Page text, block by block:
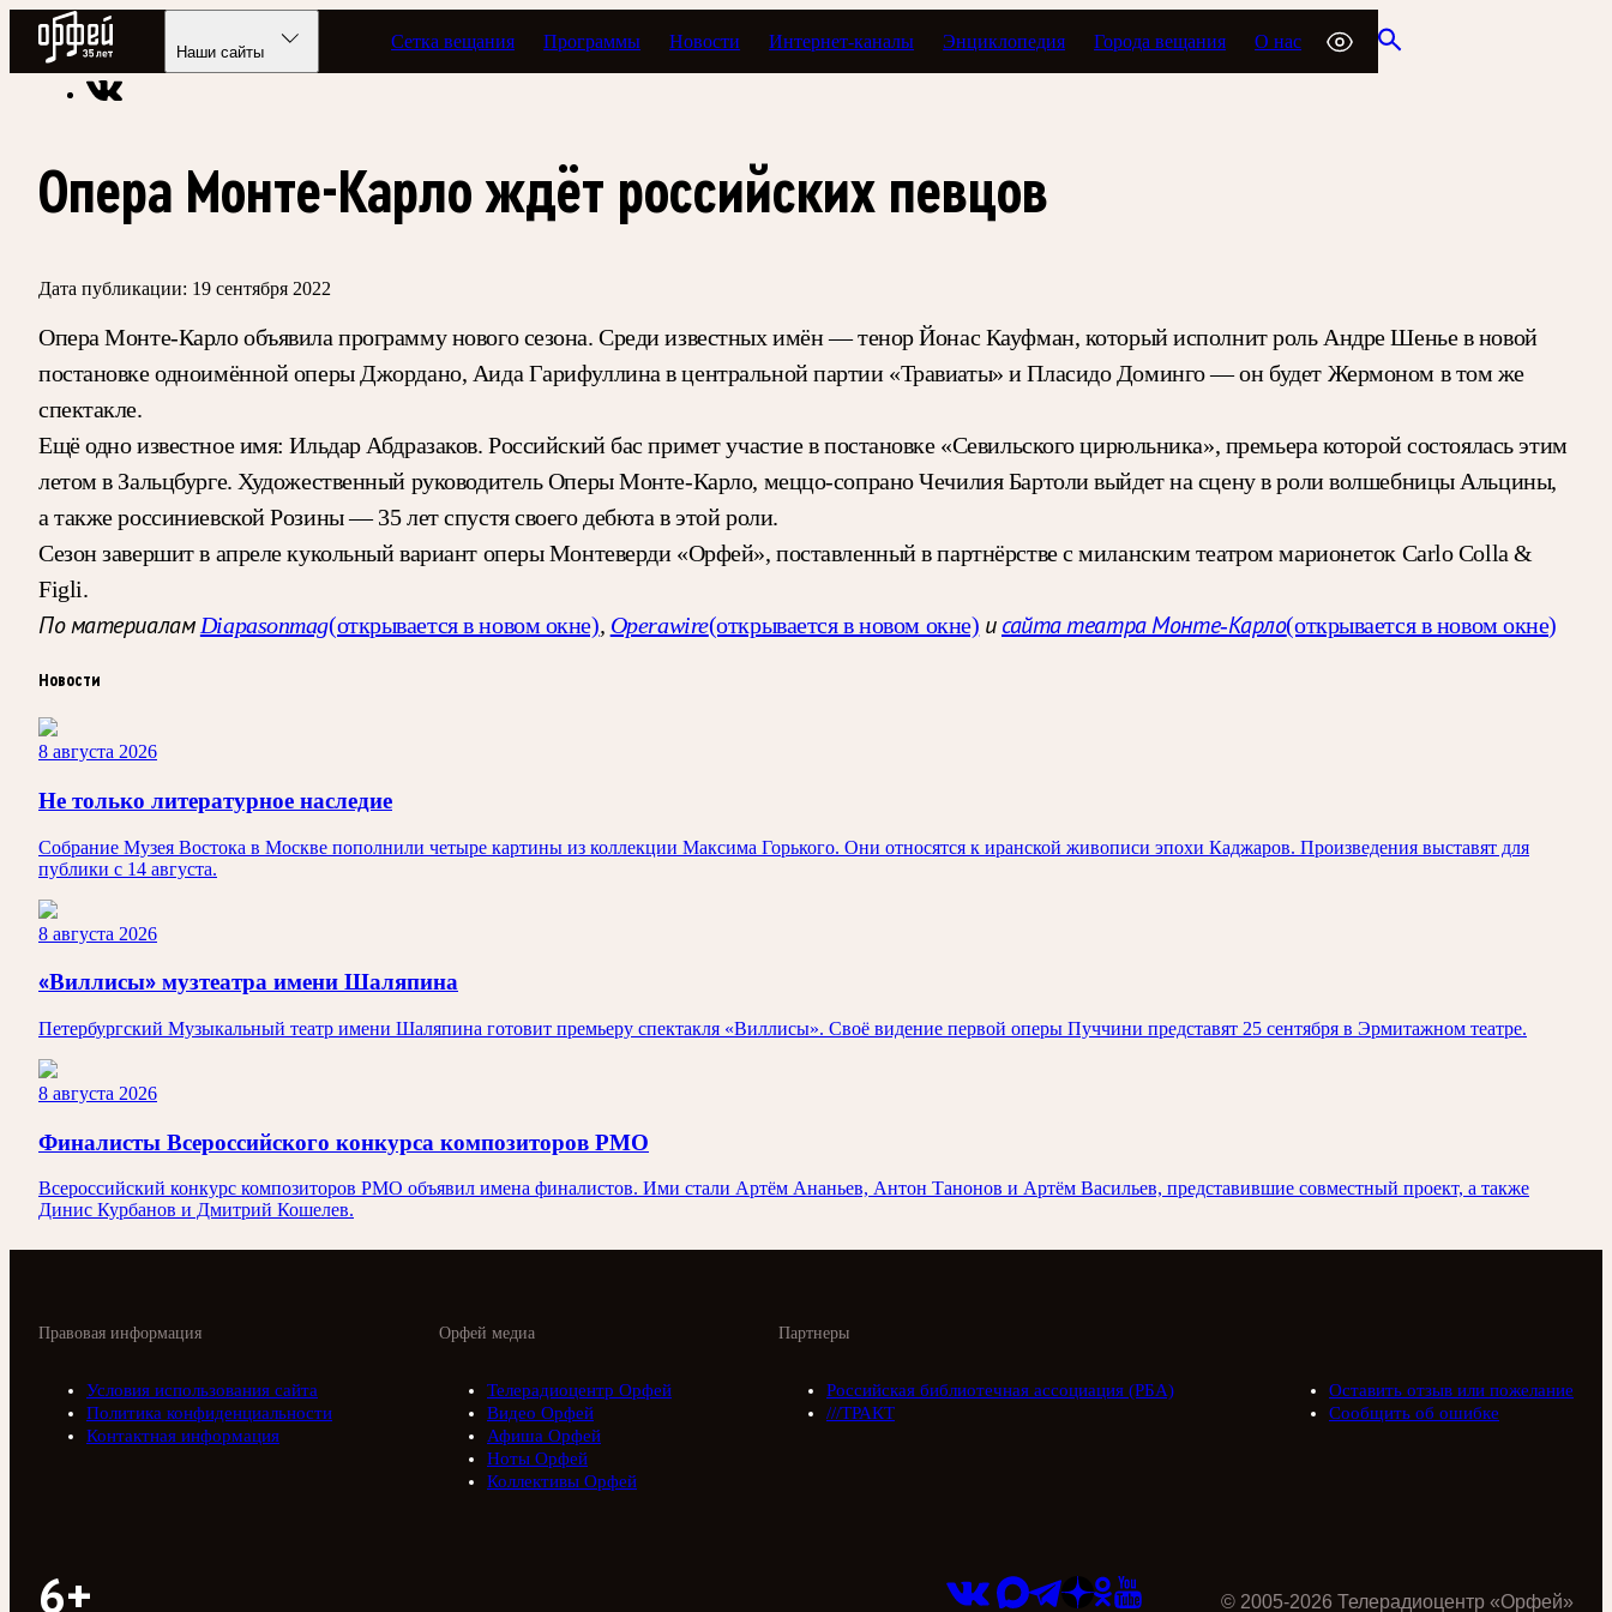
Радио Орфей
Наши сайты
Сетка вещания Программы Новости Интернет-каналы Энциклопедия Города вещания О нас
Радио классической музыки «Орфей» Новости
Опера Монте-Карло ждёт российских певцов
Дата публикации: 19 сентября 2022
Опера Монте-Карло объявила программу нового сезона. Среди известных имён — тенор Йонас Кауфман, который исполнит роль Андре Шенье в новой
постановке одноимённой оперы Джордано, Аида Гарифуллина в центральной партии «Травиаты» и Пласидо Доминго — он будет Жермоном в том же
спектакле.
Ещё одно известное имя: Ильдар Абдразаков. Российский бас примет участие в постановке «Севильского цирюльника», премьера которой состоялась этим
летом в Зальцбурге. Художественный руководитель Оперы Монте-Карло, меццо-сопрано Чечилия Бартоли выйдет на сцену в роли волшебницы Альцины,
а также россиниевской Розины — 35 лет спустя своего дебюта в этой роли.
Сезон завершит в апреле кукольный вариант оперы Монтеверди «Орфей», поставленный в партнёрстве с миланским театром марионеток Carlo Colla &
Figli.
По материалам Diapasonmag(открывается в новом окне), Operawire(открывается в новом окне) и сайта театра Монте-Карло(открывается в новом окне)
Новости
8 августа 2026
Не только литературное наследие
Собрание Музея Востока в Москве пополнили четыре картины из коллекции Максима Горького. Они относятся к иранской живописи эпохи Каджаров. Произведения выставят для
публики с 14 августа.
8 августа 2026
«Виллисы» музтеатра имени Шаляпина
Петербургский Музыкальный театр имени Шаляпина готовит премьеру спектакля «Виллисы». Своё видение первой оперы Пуччини представят 25 сентября в Эрмитажном театре.
8 августа 2026
Финалисты Всероссийского конкурса композиторов РМО
Всероссийский конкурс композиторов РМО объявил имена финалистов. Ими стали Артём Ананьев, Антон Танонов и Артём Васильев, представившие совместный проект, а также
Динис Курбанов и Дмитрий Кошелев.
Орфей медиа
Телерадиоцентр Орфей
Видео Орфей
Афиша Орфей
Ноты Орфей
Коллективы Орфей
Партнеры
Российская библиотечная ассоциация (РБА)
///ТРАКТ
Правовая информация
Условия использования сайта
Политика конфиденциальности
Контактная информация
Оставить отзыв или пожелание
Сообщить об ошибке
6+ © 2005-2026 Телерадиоцентр «Орфей»